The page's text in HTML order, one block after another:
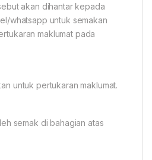
akan dihantar kepada
whatsapp untuk semakan
maklumat pada
untuk pertukaran maklumat.
semak di bahagian atas